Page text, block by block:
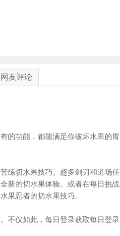
网友评论
的功能，都能满足你破坏水果的胃
练切水果技巧。超多剑刃和道场任
新的切水果体验。或者在每日挑战
果忍者的切水果技巧。
不仅如此，每日登录获取每日登录